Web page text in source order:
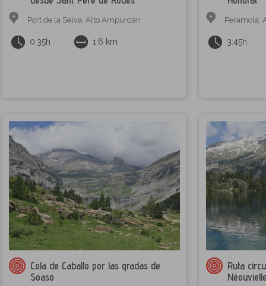
Port de la Selva, Alto Ampurdán
0:35h 1,6 km
Peramola,
3:45h
Cola de Caballo por las gradas de
Soaso
Ruta